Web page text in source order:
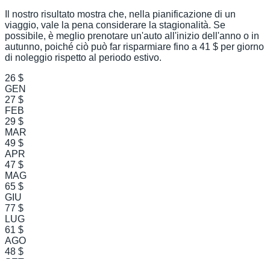
Il nostro risultato mostra che, nella pianificazione di un
viaggio, vale la pena considerare la stagionalità. Se
possibile, è meglio prenotare un'auto all'inizio dell'anno o in
autunno, poiché ciò può far risparmiare fino a 41 $ per giorno
di noleggio rispetto al periodo estivo.
26 $
GEN
27 $
FEB
29 $
MAR
49 $
APR
47 $
MAG
65 $
GIU
77 $
LUG
61 $
AGO
48 $